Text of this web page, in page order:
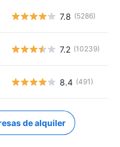
7.8 (5286)
7.2 (10239)
8.4 (491)
de alquiler